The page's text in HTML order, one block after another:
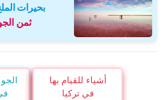
بحيرات
ثمن
أشياء للقيام بها
في تركيا